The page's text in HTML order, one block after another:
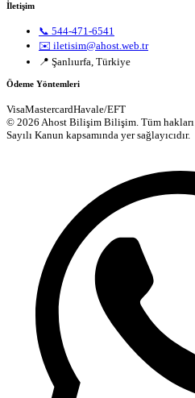
İletişim
📞 544-471-6541
✉️ iletisim@ahost.web.tr
📍 Şanlıurfa, Türkiye
Ödeme Yöntemleri
VisaMastercardHavale/EFT
© 2026 Ahost Bilişim Bilişim. Tüm hakları
Sayılı Kanun kapsamında yer sağlayıcıdır.